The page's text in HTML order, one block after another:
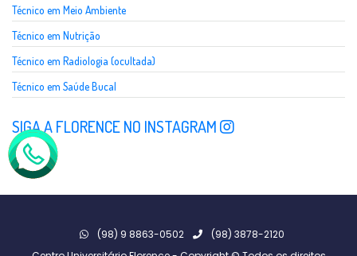
Técnico em Meio Ambiente
Técnico em Nutrição
Técnico em Radiologia (ocultada)
Técnico em Saúde Bucal
SIGA A FLORENCE NO INSTAGRAM
(98) 9 8863-0502
(98) 3878-2120